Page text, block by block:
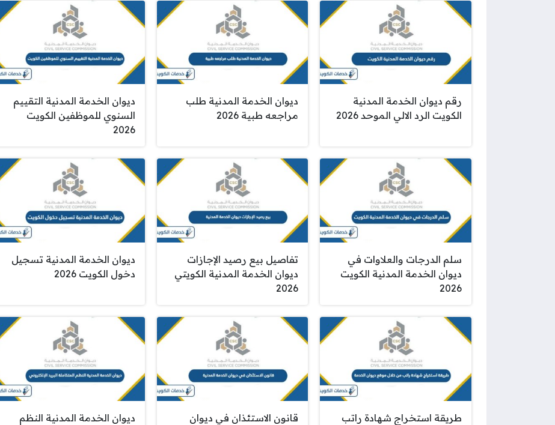
رقم ديوان الخدمة المدنية
الكويت الرد الالي الموحد 2026
ديوان الخدمة المدنية طلب
مراجعه طبية 2026
ديوان الخدمة المدنية التقييم
السنوي للموظفين الكويت
2026
سلم الدرجات والعلاوات في
ديوان الخدمة المدنية الكويت
2026
تفاصيل بيع رصيد الإجازات
ديوان الخدمة المدنية الكويتي
2026
ديوان الخدمة المدنية تسجيل
دخول الكويت 2026
طريقة استخراج شهادة راتب
قانون الاستئذان في ديوان
ديوان الخدمة المدنية النظم